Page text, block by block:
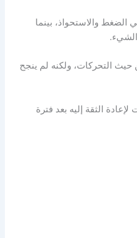
الضغط والاستحواذ، بينما
حيث التحركات، ولكنه لم ينجح
الثقة إليه بعد فترة